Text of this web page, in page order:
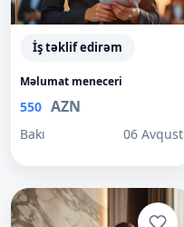
İş təklif edirəm
Məlumat meneceri
550 AZN
Bakı 06 Avqust